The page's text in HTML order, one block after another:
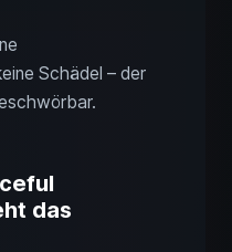
Schädel – der
das